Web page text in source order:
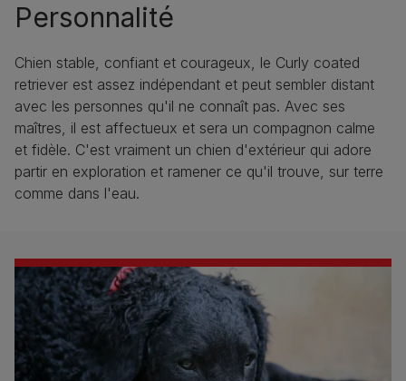
Personnalité
Chien stable, confiant et courageux, le Curly coated
retriever est assez indépendant et peut sembler distant
avec les personnes qu'il ne connaît pas. Avec ses
maîtres, il est affectueux et sera un compagnon calme
et fidèle. C'est vraiment un chien d'extérieur qui adore
partir en exploration et ramener ce qu'il trouve, sur terre
comme dans l'eau.